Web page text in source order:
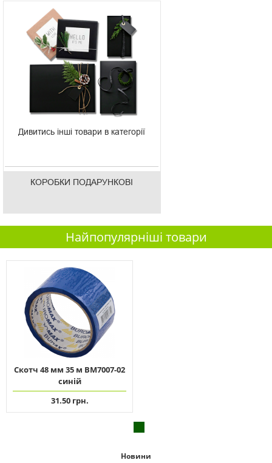
Дивитись інші товари в категорії
КОРОБКИ ПОДАРУНКОВІ
Найпопулярніші товари
Скотч 48 мм 35 м ВМ7007-02
синій
31.50 грн.
Новини